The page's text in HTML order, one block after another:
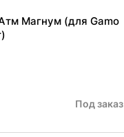
Магнум (для Gamo
Под заказ